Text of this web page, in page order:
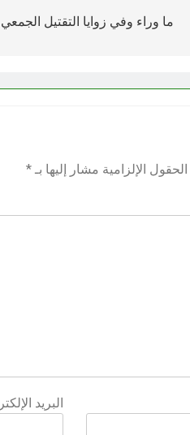
ما وراء وفي زوايا التقتيل
الحقول الإلزامية مشار إليها بـ *
البريد